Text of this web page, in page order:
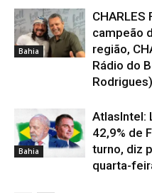
Bahia
CHARLES
campeão
região,
Rádio do
Bahia
AtlasIntel:
42,9% de
turno, diz
quarta-